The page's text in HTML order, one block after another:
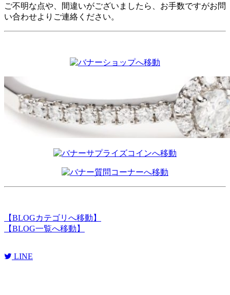
ご不明な点や、間違いがございましたら、お手数ですがお問
い合わせよりご連絡ください。
【BLOGカテゴリへ移動 】
【BLOG一覧へ移動 】
LINE